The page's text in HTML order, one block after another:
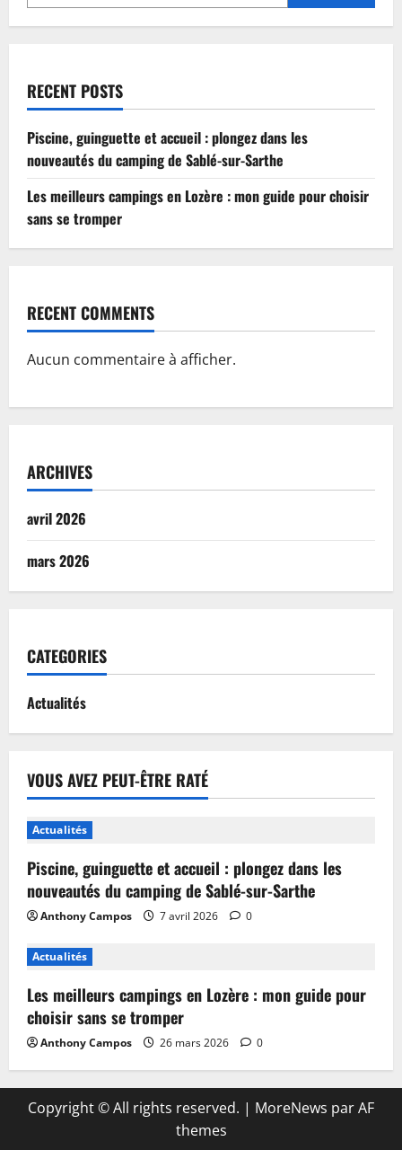
choisir
sans
RECENT POSTS
Piscine, guinguette et accueil : plongez dans les
nouveautés du camping de Sablé-sur-Sarthe
Les meilleurs campings en Lozère : mon guide pour choisir
sans se tromper
RECENT COMMENTS
Aucun commentaire à afficher.
ARCHIVES
avril 2026
mars 2026
CATEGORIES
Actualités
VOUS AVEZ PEUT-ÊTRE RATÉ
Actualités
Piscine, guinguette et accueil : plongez dans les
nouveautés du camping de Sablé-sur-Sarthe
Anthony Campos 7 avril 2026 0
Actualités
Les meilleurs campings en Lozère : mon guide pour
choisir sans se tromper
Anthony Campos 26 mars 2026 0
Copyright © All rights reserved. | MoreNews par AF
themes